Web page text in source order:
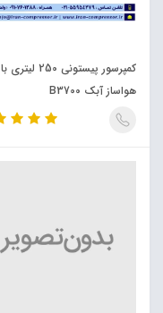
کمپرسور پیستونی 250 لیتری با
هواساز آبک B3700